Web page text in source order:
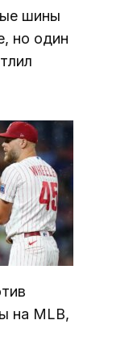
шины
но один
на MLB,